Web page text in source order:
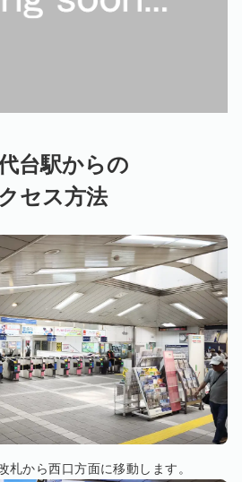
台駅からの
セス方法
札から西口方面に移動します。